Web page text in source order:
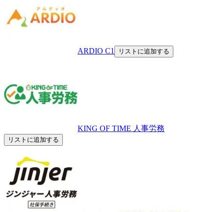
ARDIO C1 リストに追加する
KING OF TIME 人事労務
リストに追加する